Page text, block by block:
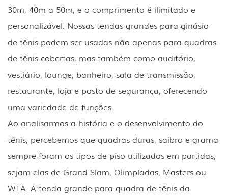
30m, 40m a 50m, e o comprimento é ilimitado e
personalizável. Nossas tendas grandes para ginásio
de tênis podem ser usadas não apenas para quadras
de tênis cobertas, mas também como auditório,
vestiário, lounge, banheiro, sala de transmissão,
restaurante, loja e posto de segurança, oferecendo
uma variedade de funções.
Ao analisarmos a história e o desenvolvimento do
tênis, percebemos que quadras duras, saibro e grama
sempre foram os tipos de piso utilizados em partidas,
sejam elas de Grand Slam, Olimpíadas, Masters ou
WTA. A tenda grande para quadra de tênis da